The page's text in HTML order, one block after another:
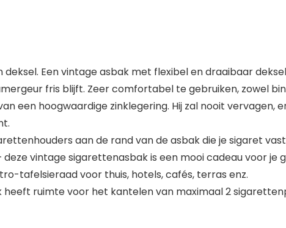
Een vintage asbak met flexibel en draaibaar
fris blijft. Zeer comfortabel te gebruiken, zowel
een hoogwaardige zinklegering. Hij zal nooit
aan de rand van de asbak die je sigaret
vintage sigarettenasbak is een mooi cadeau voor
tafelsieraad voor thuis, hotels, cafés, terras enz.
ruimte voor het kantelen van maximaal 2